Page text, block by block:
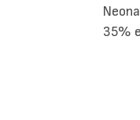
35%